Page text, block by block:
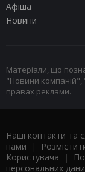
Афіша
Новини
Матеріали, що
"Новини компаній",
правах реклами.
Наші контакти та
нами |
Користувача |
персональних